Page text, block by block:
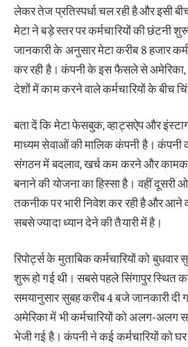
लेकर तेज प्रतिस्पर्धा चल रही है और इसी
मेटा ने बड़े स्तर पर कर्मचारियों की छंटनी
जानकारी के अनुसार मेटा करीब 8 हजार
कर रही है। कंपनी के इस फैसले से अमेरिका,
देशों में काम करने वाले कर्मचारियों के बीच
बता दें कि मेटा फेसबुक, व्हाट्सऐप और
माध्यम सेवाओं की मालिक कंपनी है। कंपनी
संगठन में बदलाव, खर्च कम करने और
बनाने की योजना का हिस्सा है। वहीं दूसरी
तकनीक पर भारी निवेश कर रही है और आने
सबसे ज्यादा ध्यान देने की तैयारी में है।
रिपोर्ट्स के मुताबिक कर्मचारियों को
शुरू हो गई थी। सबसे पहले सिंगापुर स्थित
समयानुसार सुबह करीब 4 बजे जानकारी
अमेरिका में भी कर्मचारियों को अलग-अलग
भेजी गई है। कंपनी ने कई कर्मचारियों को